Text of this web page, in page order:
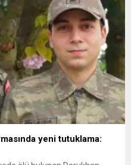
yeni tutuklama: